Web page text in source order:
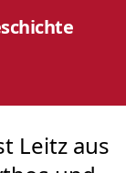
Leitz aus